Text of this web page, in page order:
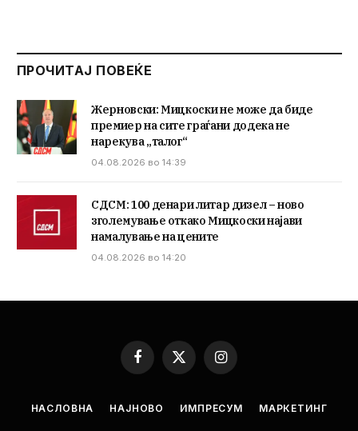
ПРОЧИТАЈ ПОВЕЌЕ
Жерновски: Мицкоски не може да биде
премиер на сите граѓани додека не
нарекува „талог“
04.08.2026 во 14:39
СДСМ: 100 денари литар дизел – ново
зголемување откако Мицкоски најави
намалување на цените
04.08.2026 во 14:20
Facebook
X
(Twitter)
Instagram
НАСЛОВНА НАЈНОВО ИМПРЕСУМ МАРКЕТИНГ